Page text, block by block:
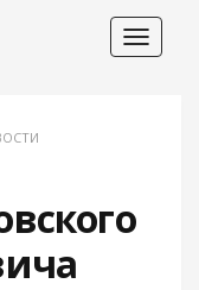
Toggle